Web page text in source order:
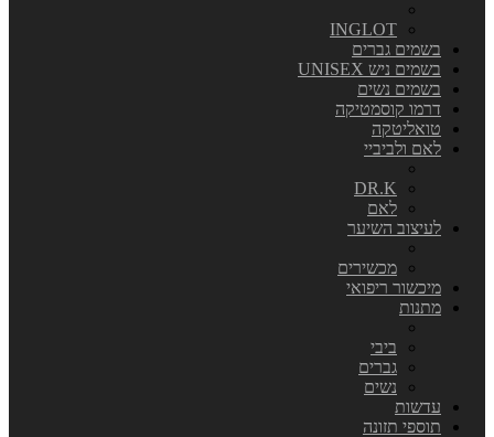
INGLOT
בשמים גברים
בשמים ניש UNISEX
בשמים נשים
דרמו קוסמטיקה
טואליטקה
לאם ולביביי
DR.K
לאם
לעיצוב השיער
מכשירים
מיכשור ריפואי
מתנות
ביבי
גברים
נשים
עדשות
תוספי תזונה